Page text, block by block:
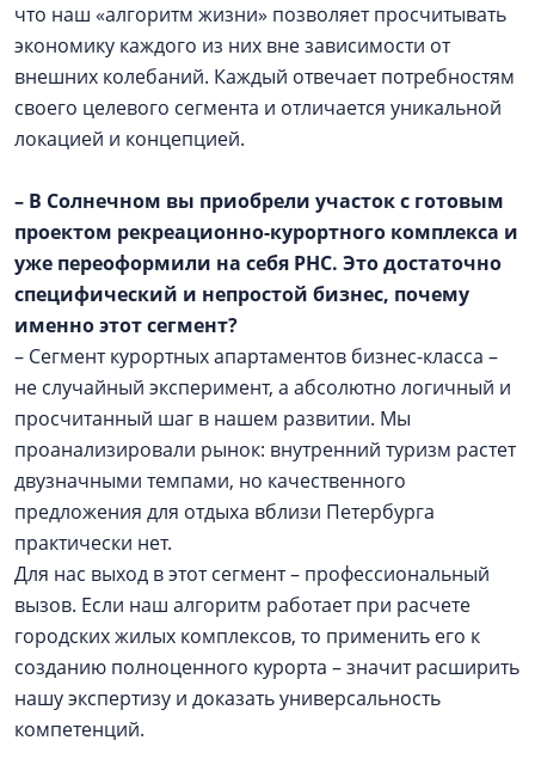
что наш «алгоритм жизни» позволяет просчитывать
экономику каждого из них вне зависимости от
внешних колебаний. Каждый отвечает потребностям
своего целевого сегмента и отличается уникальной
локацией и концепцией.
– В Солнечном вы приобрели участок с готовым
проектом рекреационно-курортного комплекса и
уже переоформили на себя РНС. Это достаточно
специфический и непростой бизнес, почему
именно этот сегмент?
– Сегмент курортных апартаментов бизнес-класса –
не случайный эксперимент, а абсолютно логичный и
просчитанный шаг в нашем развитии. Мы
проанализировали рынок: внутренний туризм растет
двузначными темпами, но качественного
предложения для отдыха вблизи Петербурга
практически нет.
Для нас выход в этот сегмент – профессиональный
вызов. Если наш алгоритм работает при расчете
городских жилых комплексов, то применить его к
созданию полноценного курорта – значит расширить
нашу экспертизу и доказать универсальность
компетенций.